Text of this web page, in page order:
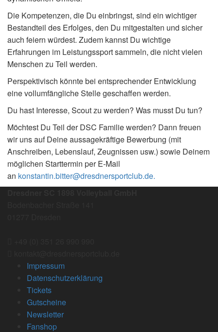
Die Kompetenzen, die Du einbringst, sind ein wichtiger
Bestandteil des Erfolges, den Du mitgestalten und sicher
auch feiern würdest. Zudem kannst Du wichtige
Erfahrungen im Leistungssport sammeln, die nicht vielen
Menschen zu Teil werden.
Perspektivisch könnte bei entsprechender Entwicklung
eine vollumfängliche Stelle geschaffen werden.
Du hast Interesse, Scout zu werden? Was musst Du tun?
Möchtest Du Teil der DSC Familie werden? Dann freuen
wir uns auf Deine aussagekräftige Bewerbung (mit
Anschreiben, Lebenslauf, Zeugnissen usw.) sowie Deinem
möglichen Starttermin per E-Mail
an konstantin.bitter@dresdnersportclub.de.
Impressum
Datenschutzerklärung
Tickets
Gutscheine
Newsletter
Fanshop